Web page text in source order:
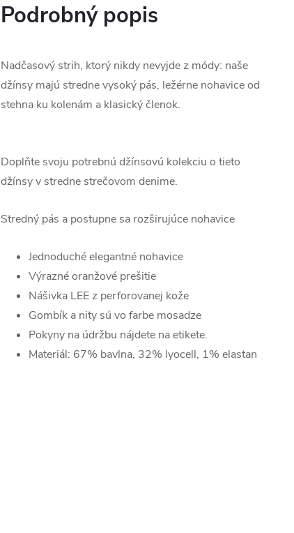
Podrobný popis
Nadčasový strih, ktorý nikdy nevyjde z módy: naše
džínsy majú stredne vysoký pás, ležérne nohavice od
stehna ku kolenám a klasický členok.
Doplňte svoju potrebnú džínsovú kolekciu o tieto
džínsy v stredne strečovom denime.
Stredný pás a postupne sa rozširujúce nohavice
Jednoduché elegantné nohavice
Výrazné oranžové prešitie
Nášivka LEE z perforovanej kože
Gombík a nity sú vo farbe mosadze
Pokyny na údržbu nájdete na etikete.
Materiál: 67% bavlna, 32% lyocell, 1% elastan